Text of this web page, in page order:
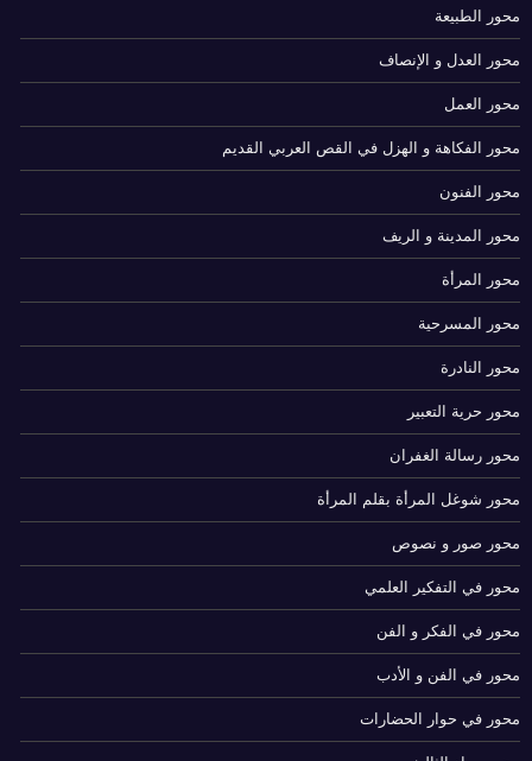
محور الطبيعة
محور العدل و الإنصاف
محور العمل
محور الفكاهة و الهزل في القص العربي القديم
محور الفنون
محور المدينة و الريف
محور المرأة
محور المسرحية
محور النادرة
محور حرية التعبير
محور رسالة الغفران
محور شوغل المرأة بقلم المرأة
محور صور و نصوص
محور في التفكير العلمي
محور في الفكر و الفن
محور في الفن و الأدب
محور في حوار الحضارات